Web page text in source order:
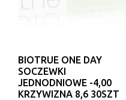
BIOTRUE ONE DAY
SOCZEWKI
JEDNODNIOWE -4,00
KRZYWIZNA 8,6 30SZT